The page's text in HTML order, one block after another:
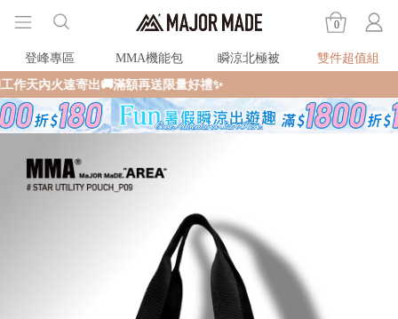
0
登峰專區 MMA機能包 瞬涼北極被
雙件超值組